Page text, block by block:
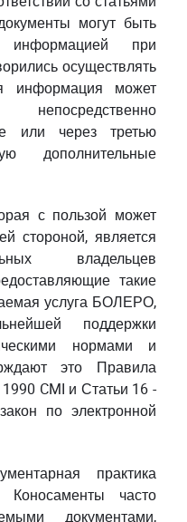
могут быть
информацией при
осуществлять
информация может
или через третью
дополнительные
с пользой может
стороной, является
владельцев
такие
услуга БОЛЕРО,
поддержки
нормами и
это Правила
CMI и Статьи 16 -
по электронной
практика
Коносаменты часто
документами,